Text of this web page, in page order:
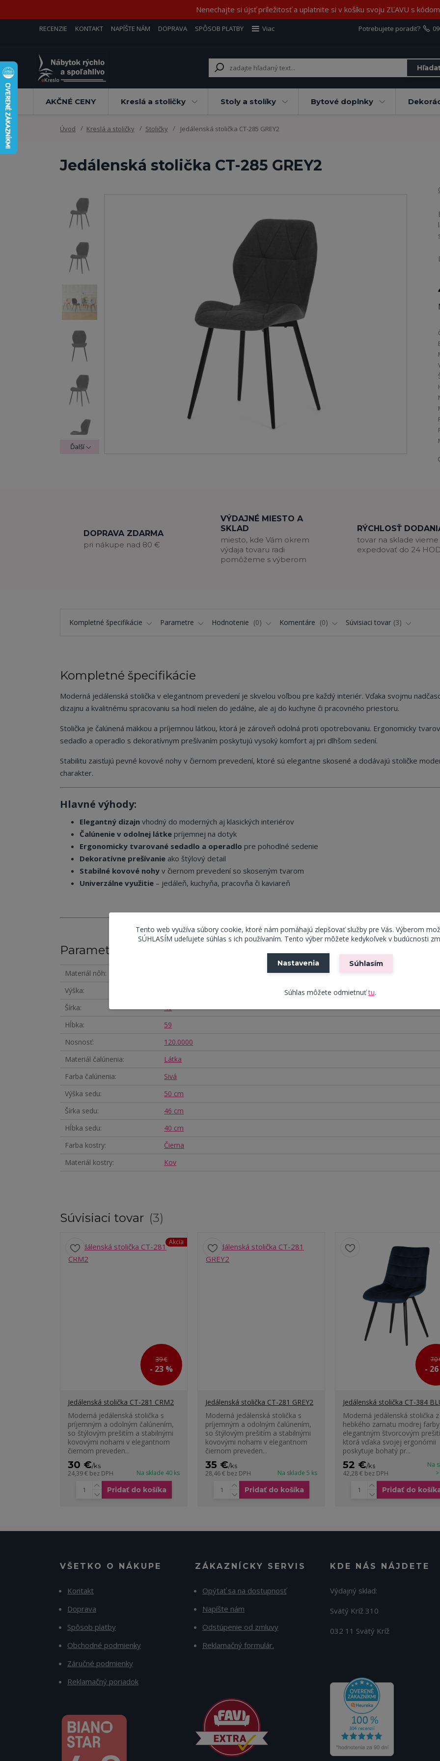
Nenechajte si újsť príležitosť a uplatnite si v košíku svoju ZĽAVU s
RECENZIE KONTAKT NAPÍŠTE NÁM DOPRAVA SPÔSOB PLATBY
Viac
Potrebujete poradiť?
AKČNÉ CENY Kreslá a stoličky Stoly a stolíky Bytové doplnky
Úvod Kreslá a stoličky Stoličky Jedálenská stolička CT-285 GREY2
Jedálenská stolička CT-285 GREY2
Ďalší
DOPRAVA ZDARMA
pri nákupe nad 80 €
VÝDAJNÉ MIESTO A
SKLAD
miesto, kde Vám okrem
výdaja tovaru radi
pomôžeme s výberom
RÝCHLOSŤ
tovar na sklade vieme
expedovať do 24
Kompletné špecifikácie Parametre Hodnotenie 0 Komentáre 0 Súvisiaci tovar 3
Kompletné špecifikácie
Moderná jedálenská stolička v elegantnom prevedení je skvelou voľbou pre každý interiér. Vďaka svojmu
dizajnu a kvalitnému spracovaniu sa hodí nielen do jedálne, ale aj do kuchyne či pracovného priestoru.
Stolička je čalúnená mäkkou a príjemnou látkou, ktorá je zároveň odolná proti opotrebovaniu. Ergonomicky
sedadlo a operadlo s dekoratívnym prešívaním poskytujú vysoký komfort aj pri dlhšom sedení.
Stabilitu zaisťujú pevné kovové nohy v čiernom prevedení, ktoré sú elegantne skosené a dodávajú stoličke
charakter.
Hlavné výhody:
Elegantný dizajn vhodný do moderných aj klasických interiérov
Čalúnenie v odolnej látke príjemnej na dotyk
Ergonomicky tvarované sedadlo a operadlo pre pohodlné sedenie
Dekoratívne prešívanie ako štýlový detail
Stabilné kovové nohy v čiernom prevedení so skoseným tvarom
Univerzálne využitie – jedáleň, kuchyňa, pracovňa či kaviareň
Parametre
Materiál nôh
Výška
Šírka
46
Hĺbka
59
Nosnosť
120.0000
Materiál čalúnenia
Látka
Farba čalúnenia
Sivá
Výška sedu
50 cm
Šírka sedu
46 cm
Hĺbka sedu
40 cm
Farba kostry
Čierna
Materiál kostry
Kov
Súvisiaci tovar 3
Akcia
39 €
- 23 %
Jedálenská stolička CT-281 CRM2
Moderná jedálenská stolička s
príjemným a odolným čalúnením,
so štýlovým prešitím a stabilnými
kovovými nohami v elegantnom
čiernom preveden...
30 €/ks
24,39 € bez DPH Na sklade 40 ks
Pridať do košíka
Jedálenská stolička CT-281 GREY2
Moderná jedálenská stolička s
príjemným a odolným čalúnením,
so štýlovým prešitím a stabilnými
kovovými nohami v elegantnom
čiernom preveden...
35 €/ks
28,46 € bez DPH Na sklade 5 ks
Pridať do košíka
70
-
Jedálenská stolička CT-384
Moderná jedálenská stolička z
hebkého zamatu modrej
elegantným štvorcovým
ktorá vďaka svojej ergonómii
poskytuje bohatý pr...
52 €/ks
42,28 € bez DPH
Na
Pridať do
VŠETKO O NÁKUPE
Kontakt
Doprava
Spôsob platby
Obchodné podmienky
Záručné podmienky
Reklamačný poriadok
ZÁKAZNÍCKY SERVIS
Opýtať sa na dostupnosť
Napíšte nám
Odstúpenie od zmluvy
Reklamačný formulár.
KDE NÁS NÁJDETE
Výdajný sklad:
Svätý Kríž 310
032 11 Svätý Kríž
Tento web využíva súbory cookie, ktoré nám pomáhajú zlepšovať služby pre Vás. Výberom
SÚHLASÍM udeľujete súhlas s ich používaním. Tento výber môžete kedykoľvek v budúcnosti
Nastavenia Súhlasím
Súhlas môžete odmietnuťtu.